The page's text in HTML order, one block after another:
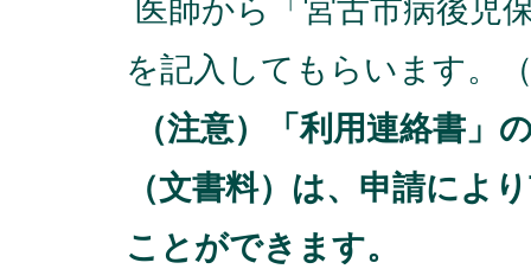
医師から「宮古市病後児
を記入してもらいます。
（注意）「利用連絡書」
（文書料）は、申請によ
ことができます。